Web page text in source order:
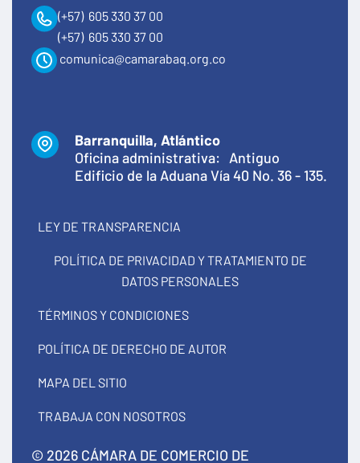
(+57) 605 330 37 00
(+57) 605 330 37 00
comunica@camarabaq.org.co
Barranquilla, Atlántico
Oficina administrativa: Antiguo
Edificio de la Aduana Vía 40 No. 36 - 135.
LEY DE TRANSPARENCIA
POLÍTICA DE PRIVACIDAD Y TRATAMIENTO DE
DATOS PERSONALES
TÉRMINOS Y CONDICIONES
POLÍTICA DE DERECHO DE AUTOR
MAPA DEL SITIO
TRABAJA CON NOSOTROS
© 2026 CÁMARA DE COMERCIO DE